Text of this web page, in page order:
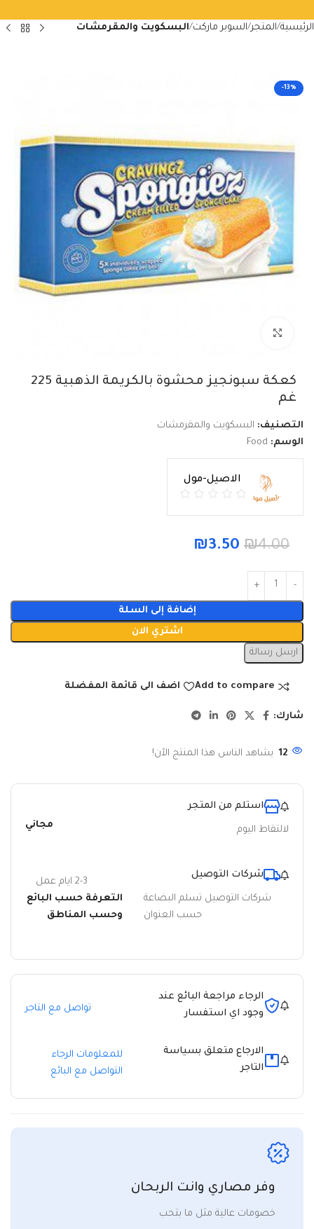
الرئيسية المتجر السوبر ماركت البسكويت والمقرمشات
-13%
كعكة سبونجيز محشوة بالكريمة الذهبية 225
غم
التصنيف: البسكويت والمقرمشات
الوسم: Food
الاصيل-مول
₪4.00
₪3.50
إضافة إلى السلة
اشتري الان
ارسل رسالة
Add to compare اضف الى قائمة المفضلة
شارك:
12 يشاهد الناس هذا المنتج الآن!
استلم من المتجر
لالتقاط اليوم مجاني
شركات التوصيل
شركات التوصيل تسلم البضاعة
حسب العنوان
2-3 ايام عمل
التعرفة حسب البائع
وحسب المناطق
الرجاء مراجعة البائع عند
وجود اي استفسار
تواصل مع التاجر
الارجاع متعلق بسياسة
التاجر
للمعلومات الرجاء
التواصل مع البائع
وفر مصاري وانت الربحان
خصومات عالية مثل ما بتحب